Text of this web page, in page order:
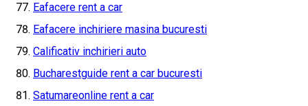
Eafacere rent a car
Eafacere inchiriere masina bucuresti
Calificativ inchirieri auto
Bucharestguide rent a car bucuresti
Satumareonline rent a car